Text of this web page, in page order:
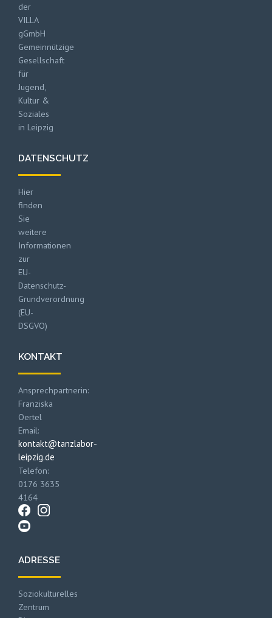
der
VILLA
gGmbH
Gemeinnützige
Gesellschaft
für
Jugend,
Kultur &
Soziales
in Leipzig
DATENSCHUTZ
Hier
finden
Sie
weitere
Informationen
zur
EU-
Datenschutz-
Grundverordnung
(EU-
DSGVO)
KONTAKT
Ansprechpartnerin:
Franziska
Oertel
Email:
kontakt@tanzlabor-
leipzig.de
Telefon:
0176 3635
4164
ADRESSE
Soziokulturelles
Zentrum